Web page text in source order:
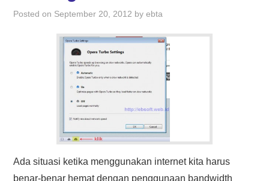
HASIL PENCARIAN
Posted on September 20, 2012 byebta
Ada situasi ketika menggunakan internet kita harus
benar-benar hemat dengan penggunaan bandwidth